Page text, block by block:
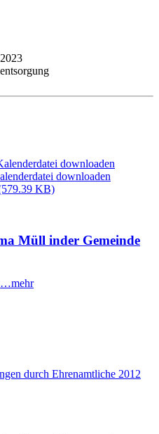
downloaden
downloaden
KB)
Müll inder Gemeinde
…mehr